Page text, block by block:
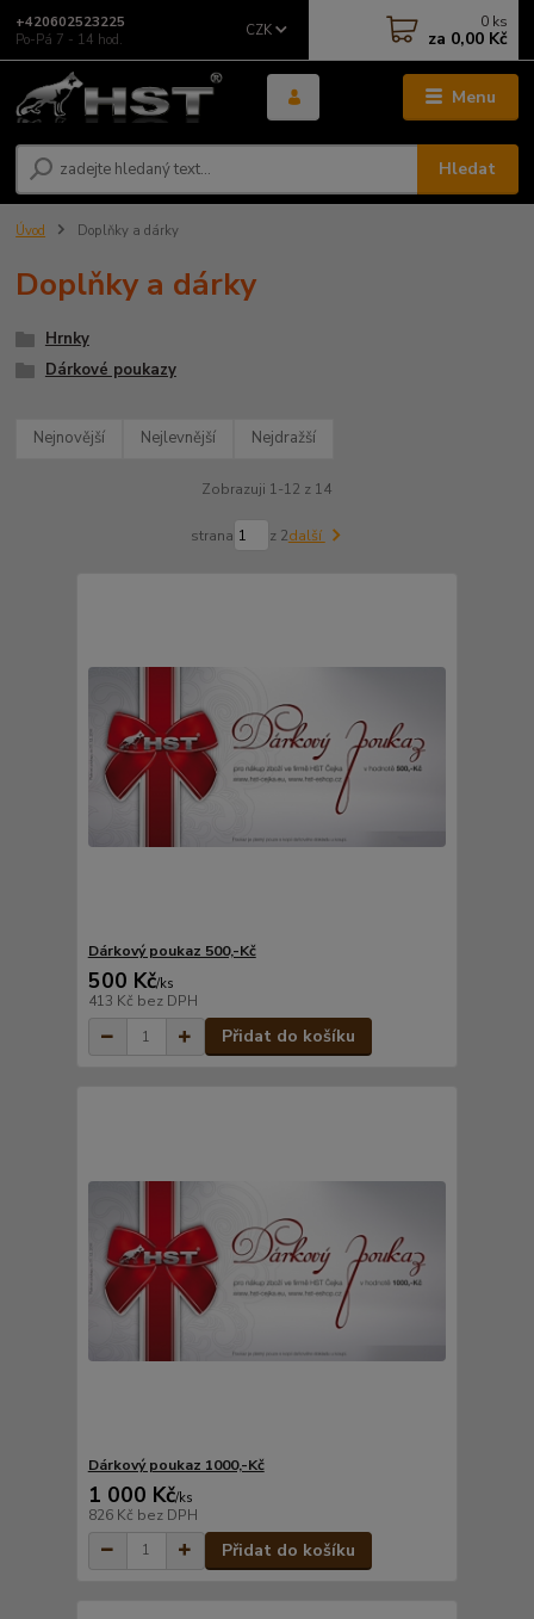
Menu
CZK
Hledat
+420602523225
Po-Pá 7 - 14 hod.
0 ks
za 0,00 Kč
Úvod Doplňky a dárky
Doplňky a dárky
Hrnky
Dárkové poukazy
Nejnovější Nejlevnější Nejdražší
Zobrazuji 1-12 z 14
strana z 2další
Dárkový poukaz 500,-Kč
500 Kč/ks
413 Kč bez DPH
Přidat do košíku
Dárkový poukaz 1000,-Kč
1 000 Kč/ks
826 Kč bez DPH
Přidat do košíku